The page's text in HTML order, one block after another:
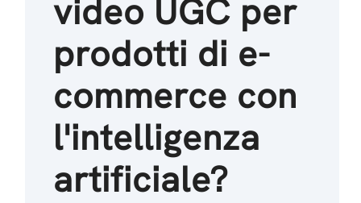
video UGC per
prodotti di e-
commerce con
l'intelligenza
artificiale?